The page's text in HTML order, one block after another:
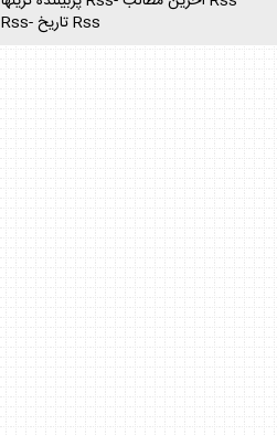
Rss تاريخ
-Rss تفسير